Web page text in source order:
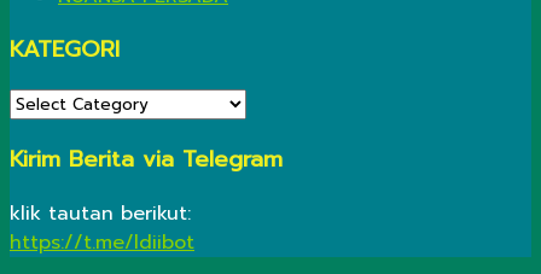
KATEGORI
KATEGORI
Kirim Berita via Telegram
klik tautan berikut:
https://t.me/ldiibot